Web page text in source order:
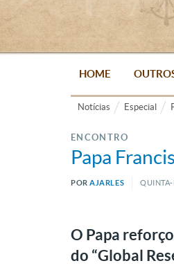
HOME
Notícias Especial
ENCONTRO
Papa
PORAJARLES QUINTA-
O Papa
do “Global